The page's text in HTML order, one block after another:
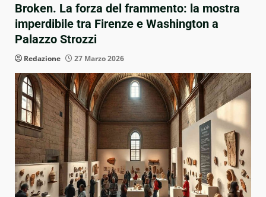
Broken. La forza del frammento: la mostra
imperdibile tra Firenze e Washington a
Palazzo Strozzi
Redazione 27 Marzo 2026